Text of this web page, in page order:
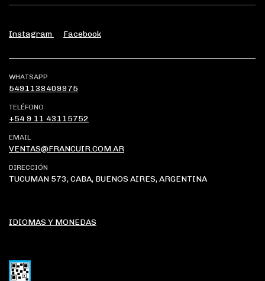
Instagram Facebook
WHATSAPP
5491138409975
TELÉFONO
+54 9 11 43115752
EMAIL
VENTAS@FRANCUIR.COM.AR
DIRECCIÓN
TUCUMAN 573, CABA, BUENOS AIRES, ARGENTINA
IDIOMAS Y MONEDAS